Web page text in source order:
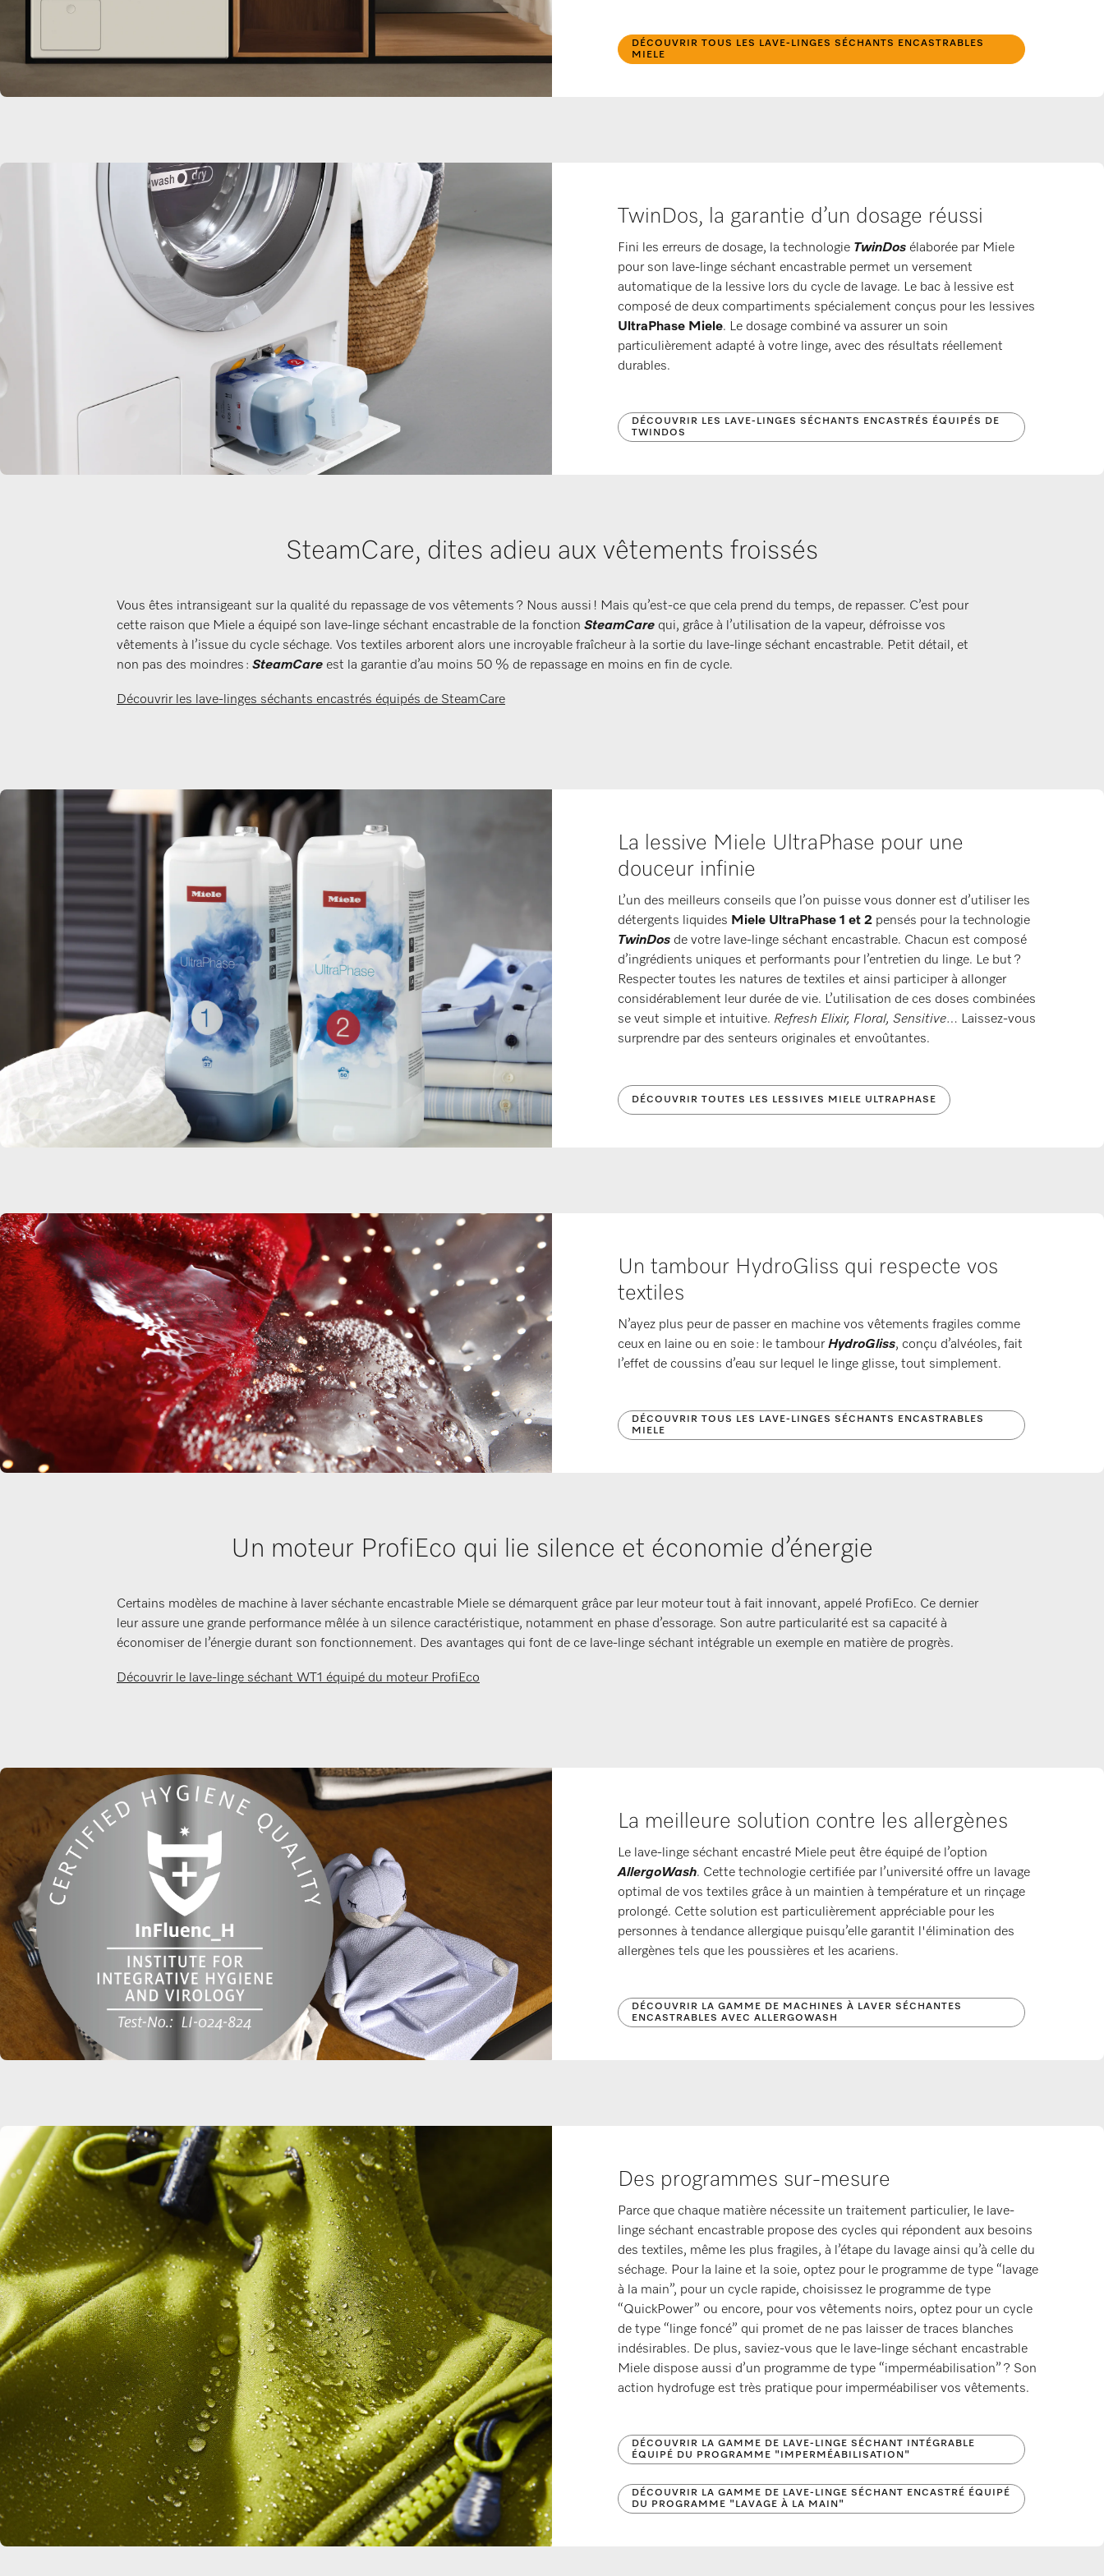
DÉCOUVRIR TOUS LES LAVE-LINGES SÉCHANTS ENCASTRABLES
MIELE
TwinDos, la garantie d’un dosage réussi
Fini les erreurs de dosage, la technologie TwinDos élaborée par Miele
pour son lave-linge séchant encastrable permet un versement
automatique de la lessive lors du cycle de lavage. Le bac à lessive est
composé de deux compartiments spécialement conçus pour les lessives
UltraPhase Miele. Le dosage combiné va assurer un soin
particulièrement adapté à votre linge, avec des résultats réellement
durables.
DÉCOUVRIR LES LAVE-LINGES SÉCHANTS ENCASTRÉS ÉQUIPÉS DE
TWINDOS
SteamCare, dites adieu aux vêtements froissés
Vous êtes intransigeant sur la qualité du repassage de vos vêtements ? Nous aussi ! Mais qu’est-ce que cela prend du temps, de repasser. C’est pour
cette raison que Miele a équipé son lave-linge séchant encastrable de la fonction SteamCare qui, grâce à l’utilisation de la vapeur, défroisse vos
vêtements à l’issue du cycle séchage. Vos textiles arborent alors une incroyable fraîcheur à la sortie du lave-linge séchant encastrable. Petit détail, et
non pas des moindres : SteamCare est la garantie d’au moins 50 % de repassage en moins en fin de cycle.
Découvrir les lave-linges séchants encastrés équipés de SteamCare
La lessive Miele UltraPhase pour une
douceur infinie
L’un des meilleurs conseils que l’on puisse vous donner est d’utiliser les
détergents liquides Miele UltraPhase 1 et 2 pensés pour la technologie
TwinDos de votre lave-linge séchant encastrable. Chacun est composé
d’ingrédients uniques et performants pour l’entretien du linge. Le but ?
Respecter toutes les natures de textiles et ainsi participer à allonger
considérablement leur durée de vie. L’utilisation de ces doses combinées
se veut simple et intuitive. Refresh Elixir, Floral, Sensitive… Laissez-vous
surprendre par des senteurs originales et envoûtantes.
DÉCOUVRIR TOUTES LES LESSIVES MIELE ULTRAPHASE
Un tambour HydroGliss qui respecte vos
textiles
N’ayez plus peur de passer en machine vos vêtements fragiles comme
ceux en laine ou en soie : le tambourHydroGliss, conçu d’alvéoles, fait
l’effet de coussins d’eau sur lequel le linge glisse, tout simplement.
DÉCOUVRIR TOUS LES LAVE-LINGES SÉCHANTS ENCASTRABLES
MIELE
Un moteur ProfiEco qui lie silence et économie d’énergie
Certains modèles de machine à laver séchante encastrable Miele se démarquent grâce par leur moteur tout à fait innovant, appelé ProfiEco. Ce dernier
leur assure une grande performance mêlée à un silence caractéristique, notamment en phase d’essorage. Son autre particularité est sa capacité à
économiser de l’énergie durant son fonctionnement. Des avantages qui font de ce lave-linge séchant intégrable un exemple en matière de progrès.
Découvrir le lave-linge séchant WT1 équipé du moteur ProfiEco
La meilleure solution contre les allergènes
Le lave-linge séchant encastré Miele peut être équipé de l’option
AllergoWash. Cette technologie certifiée par l’université offre un lavage
optimal de vos textiles grâce à un maintien à température et un rinçage
prolongé. Cette solution est particulièrement appréciable pour les
personnes à tendance allergique puisqu’elle garantit l'élimination des
allergènes tels que les poussières et les acariens.
DÉCOUVRIR LA GAMME DE MACHINES À LAVER SÉCHANTES
ENCASTRABLES AVEC ALLERGOWASH
Des programmes sur-mesure
Parce que chaque matière nécessite un traitement particulier, le lave-
linge séchant encastrable propose des cycles qui répondent aux besoins
des textiles, même les plus fragiles, à l’étape du lavage ainsi qu’à celle du
séchage. Pour la laine et la soie, optez pour le programme de type “lavage
à la main”, pour un cycle rapide, choisissez le programme de type
“QuickPower” ou encore, pour vos vêtements noirs, optez pour un cycle
de type “linge foncé” qui promet de ne pas laisser de traces blanches
indésirables. De plus, saviez-vous que le lave-linge séchant encastrable
Miele dispose aussi d’un programme de type “imperméabilisation” ? Son
action hydrofuge est très pratique pour imperméabiliser vos vêtements.
DÉCOUVRIR LA GAMME DE LAVE-LINGE SÉCHANT INTÉGRABLE
ÉQUIPÉ DU PROGRAMME "IMPERMÉABILISATION"
DÉCOUVRIR LA GAMME DE LAVE-LINGE SÉCHANT ENCASTRÉ ÉQUIPÉ
DU PROGRAMME "LAVAGE À LA MAIN"